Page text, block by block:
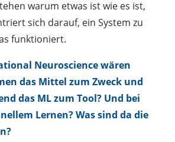
warum etwas ist wie es ist,
sich darauf, ein System zu
funktioniert.
Neuroscience wären
das Mittel zum Zweck und
das ML zum Tool? Und bei
Lernen? Was sind da die